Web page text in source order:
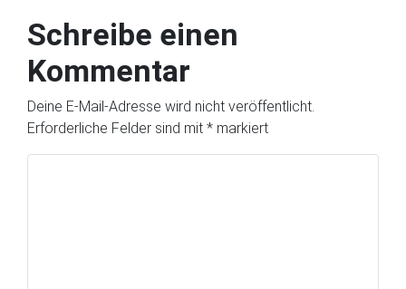
Schreibe einen
Kommentar
Deine E-Mail-Adresse wird nicht veröffentlicht.
Erforderliche Felder sind mit * markiert